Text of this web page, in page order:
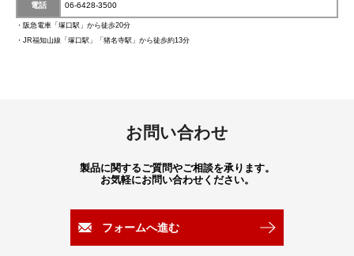
電話 06-6428-3500
・阪急電車「塚口駅」から徒歩20分
・JR福知山線「塚口駅」「猪名寺駅」から徒歩約13分
お問い合わせ
製品に関するご質問やご相談を承ります。
お気軽にお問い合わせください。
フォームへ進む